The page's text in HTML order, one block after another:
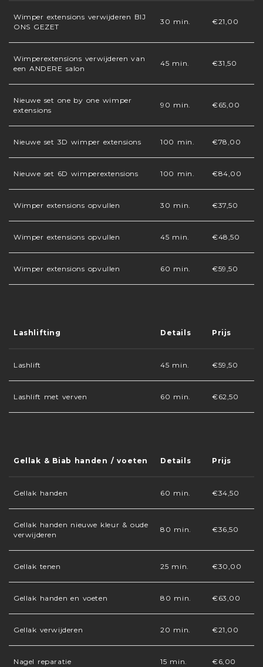
Wimper extensions verwijderen BIJ
ONS GEZET
30 min. €21,00
Wimperextensions verwijderen van
een ANDERE salon
45 min. €31,50
Nieuwe set one by one wimper
extensions
90 min. €65,00
Nieuwe set 3D wimper extensions 100 min. €78,00
Nieuwe set 6D wimperextensions 100 min. €84,00
Wimper extensions opvullen 30 min. €37,50
Wimper extensions opvullen 45 min. €48,50
Wimper extensions opvullen 60 min. €59,50
Lashlifting Details Prijs
Lashlift 45 min. €59,50
Lashlift met verven 60 min. €62,50
Gellak & Biab handen / voeten Details Prijs
Gellak handen 60 min. €34,50
Gellak handen nieuwe kleur & oude
verwijderen
80 min. €36,50
Gellak tenen 25 min. €30,00
Gellak handen en voeten 80 min. €63,00
Gellak verwijderen 20 min. €21,00
Nagel reparatie 15 min. €6,00